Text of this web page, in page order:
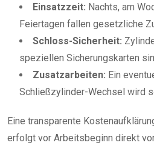
Einsatzzeit: Nachts, am
Feiertagen fallen gesetzliche
Schloss-Sicherheit:
speziellen Sicherungskarten
Zusatzarbeiten: Ein
Schließzylinder-Wechsel wird
Eine transparente
erfolgt vor Arbeitsbeginn direkt vor